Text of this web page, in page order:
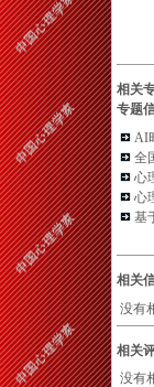
相关
专题
AI
全
心
心
基
相关
没有
相关
没有